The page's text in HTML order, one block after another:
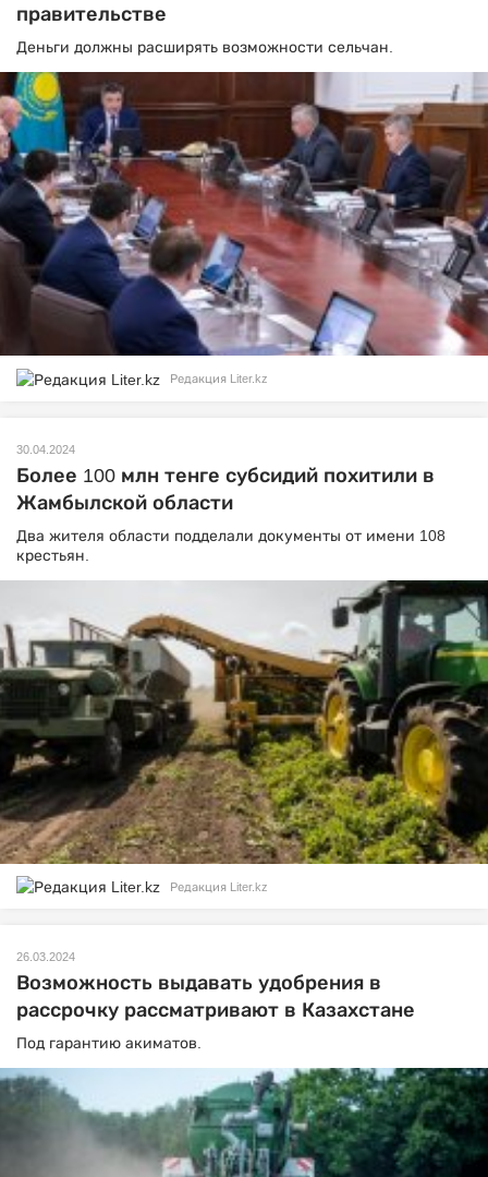
правительстве
Деньги должны расширять возможности сельчан.
Редакция Liter.kz
30.04.2024
Более 100 млн тенге субсидий похитили в
Жамбылской области
Два жителя области подделали документы от имени 108
крестьян.
Редакция Liter.kz
26.03.2024
Возможность выдавать удобрения в
рассрочку рассматривают в Казахстане
Под гарантию акиматов.